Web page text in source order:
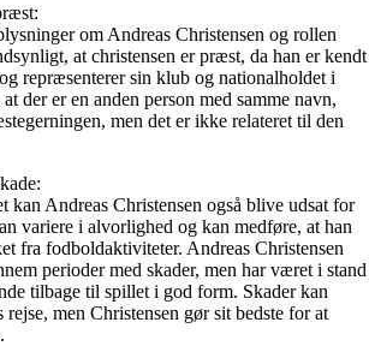
om Andreas Christensen og rollen
at christensen er præst, da han er kendt
repræsenterer sin klub og nationalholdet i
der er en anden person med samme navn,
men det er ikke relateret til den
kan Andreas Christensen også blive udsat for
variere i alvorlighed og kan medføre, at han
fra fodboldaktiviteter. Andreas Christensen
perioder med skader, men har været i stand
tilbage til spillet i god form. Skader kan
men Christensen gør sit bedste for at